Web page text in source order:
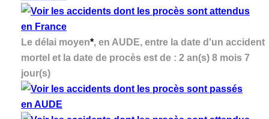
Le délai moyen*, en AUDE, entre la date d'un accident
mortel et la date de procès est de : 2 an(s) 8 mois 7
jour(s)